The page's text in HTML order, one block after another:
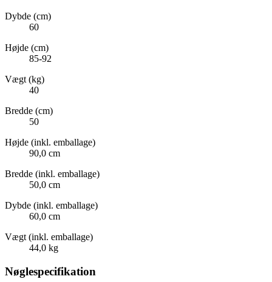
Dybde (cm)
60
Højde (cm)
85-92
Vægt (kg)
40
Bredde (cm)
50
Højde (inkl. emballage)
90,0 cm
Bredde (inkl. emballage)
50,0 cm
Dybde (inkl. emballage)
60,0 cm
Vægt (inkl. emballage)
44,0 kg
Nøglespecifikation